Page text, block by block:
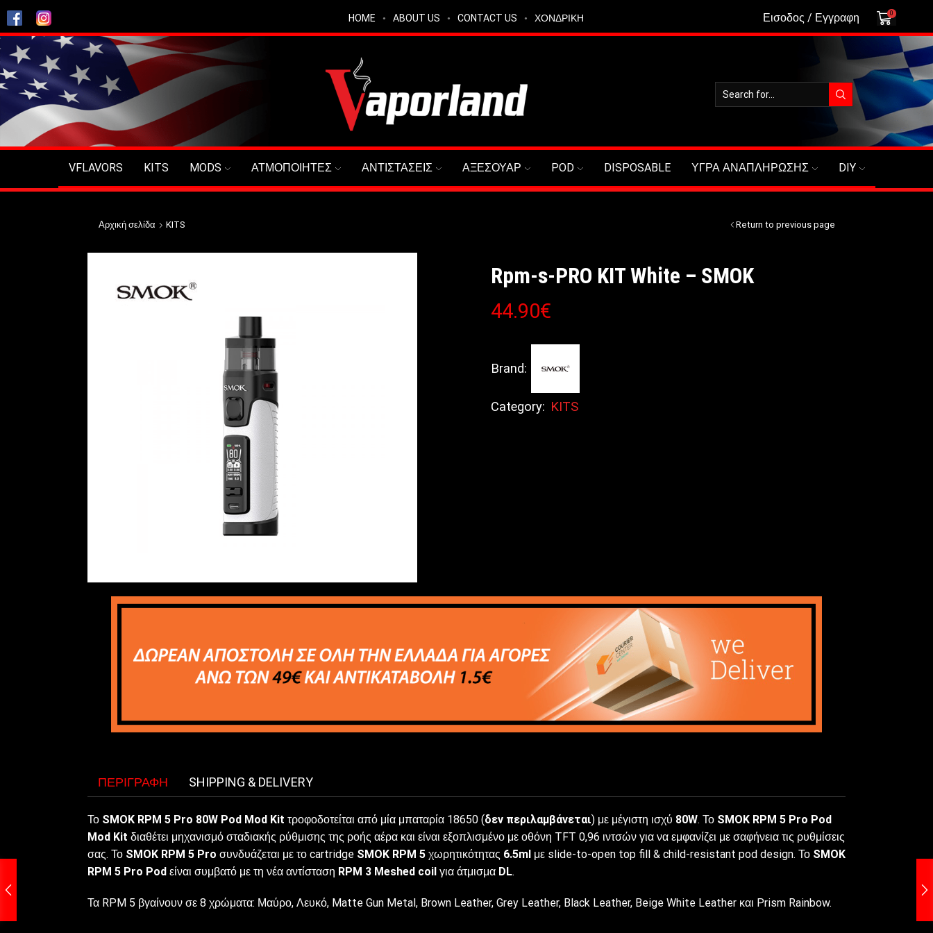
HOME ABOUT US CONTACT US ΧΟΝΔΡΙΚΗ Εισοδος / Εγγραφη 0
VFLAVORS KITS MODS ΑΤΜΟΠΟΙΗΤΕΣ ΑΝΤΙΣΤΑΣΕΙΣ ΑΞΕΣΟΥΑΡ POD DISPOSABLE ΥΓΡΑ ΑΝΑΠΛΗΡΩΣΗΣ DIY
Αρχική σελίδα KITS Return to previous page
Rpm-s-PRO KIT White – SMOK
44.90€
Brand:
Category: KITS
ΠΕΡΙΓΡΑΦΉ SHIPPING & DELIVERY
Το SMOK RPM 5 Pro 80W Pod Mod Kit τροφοδοτείται από μία μπαταρία 18650 (δεν περιλαμβάνεται) με μέγιστη ισχύ 80W. Το SMOK RPM 5 Pro Pod
Mod Kit διαθέτει μηχανισμό σταδιακής ρύθμισης της ροής αέρα και είναι εξοπλισμένο με οθόνη TFT 0,96 ιντσών για να εμφανίζει με σαφήνεια τις ρυθμίσεις
σας. Το SMOK RPM 5 Pro συνδυάζεται με το cartridge SMOK RPM 5 χωρητικότητας 6.5ml με slide-to-open top fill & child-resistant pod design. Το SMOK
RPM 5 Pro Pod είναι συμβατό με τη νέα αντίσταση RPM 3 Meshed coil για άτμισμα DL.
Τα RPM 5 βγαίνουν σε 8 χρώματα: Μαύρο, Λευκό, Matte Gun Metal, Brown Leather, Grey Leather, Black Leather, Beige White Leather και Prism Rainbow.